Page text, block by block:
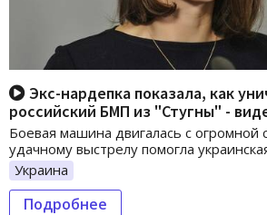
Экс-нардепка показала, как
российский БМП из "Стугны" -
Боевая машина двигалась с огромной
удачному выстрелу помогла
Украина
Подробнее